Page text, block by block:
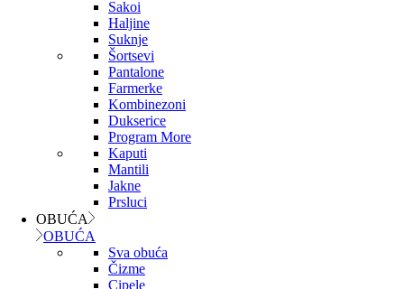
Sakoi
Haljine
Suknje
Šortsevi
Pantalone
Farmerke
Kombinezoni
Dukserice
Program More
Kaputi
Mantili
Jakne
Prsluci
OBUĆA
OBUĆA
Sva obuća
Čizme
Cipele